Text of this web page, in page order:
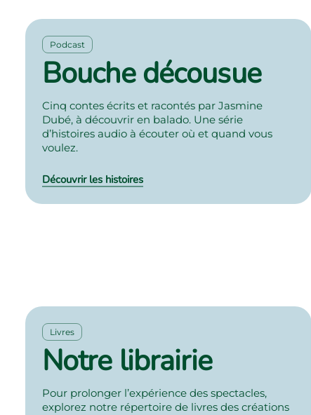
Podcast
Bouche décousue
Cinq contes écrits et racontés par Jasmine
Dubé, à découvrir en balado. Une série
d’histoires audio à écouter où et quand vous
voulez.
Découvrir les histoires
Livres
Notre librairie
Pour prolonger l’expérience des spectacles,
explorez notre répertoire de livres des créations